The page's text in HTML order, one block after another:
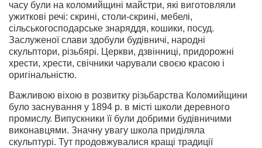
часу були на коломийщині майстри, які виготовляли
ужиткові речі: скрині, столи-скрині, мебелі,
сільськогосподарське знаряддя, кошики, посуд.
Заслуженої слави здобули будівничі, народні
скульптори, різьбярі. Церкви, дзвінниці, придорожні
хрести, хрести, свічники чарували своєю красою і
оригінальністю.
Важливою віхою в розвитку різьбарства Коломийщини
було заснування у 1894 р. в місті школи деревного
промислу. Випускники її були добрими будівничими
виконавцями. Значну увагу школа приділяла
скульптурі. Тут продовжувалися кращі традиції